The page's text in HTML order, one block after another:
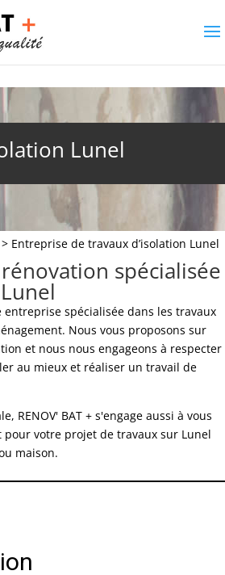
Lunel
> Entreprise de travaux d’isolation Lunel
spécialisée
entreprise spécialisée dans les travaux
Nous vous proposons sur
et nous nous engageons à respecter
au mieux et réaliser un travail de
RENOV' BAT + s'engage aussi à vous
votre projet de travaux sur Lunel
maison.